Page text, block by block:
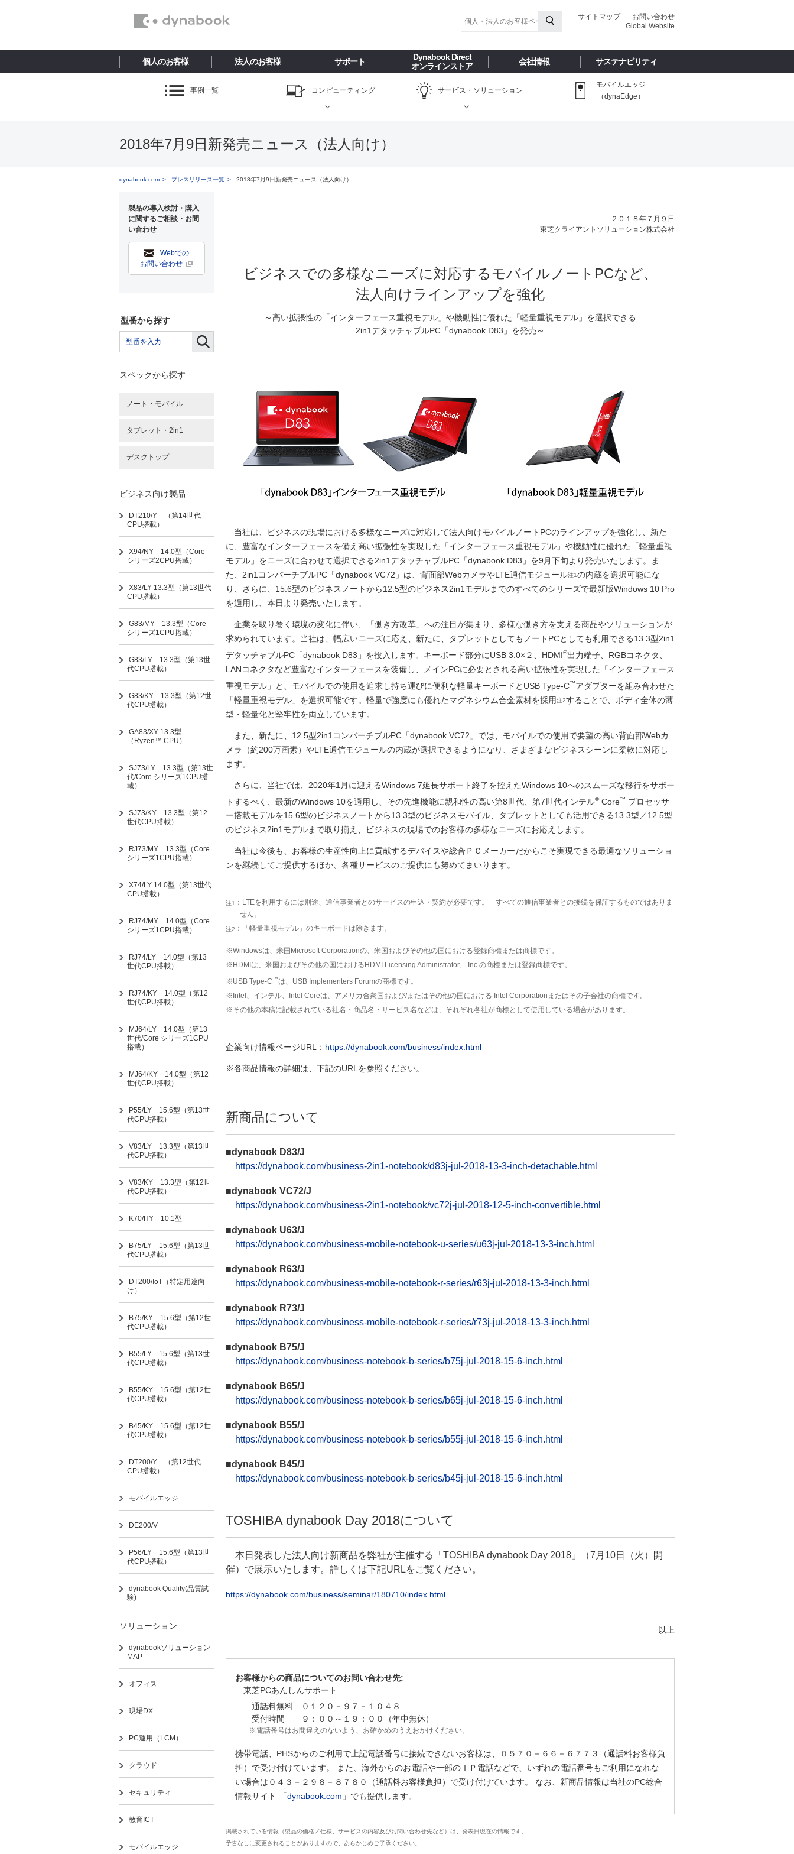
お問い合わせ
サイトマップ
Global Website
個人のお客様 法人のお客様 サポート
Dynabook Direct
オンラインストア
会社情報 サステナビリティ
事例一覧 コンピューティング サービス・ ソリューション
モバイルエッジ
（dynaEdge）
2018年7月9日新発売ニュース（法人向け）
dynabook.com プレスリリース一覧 2018年7月9日新発売ニュース（法人向け）
製品の導入検討・購入
に関するご相談・お問
い合わせ
Webでの
お問い合わせ
型番から探す
スペックから探す
ノート・モバイル
タブレット・2in1
デスクトップ
ビジネス向け製品
DT210/Y （第14世代
CPU搭載）
X94/NY 14.0型（Core
シリーズ2CPU搭載）
X83/LY 13.3型（第13世代
CPU搭載）
G83/MY 13.3型（Core
シリーズ1CPU搭載）
G83/LY 13.3型（第13世
代CPU搭載）
G83/KY 13.3型（第12世
代CPU搭載）
GA83/XY 13.3型
（Ryzen™ CPU）
SJ73/LY 13.3型（第13世
代/Core シリーズ1CPU搭
載）
SJ73/KY 13.3型（第12
世代CPU搭載）
RJ73/MY 13.3型（Core
シリーズ1CPU搭載）
X74/LY 14.0型（第13世代
CPU搭載）
RJ74/MY 14.0型（Core
シリーズ1CPU搭載）
RJ74/LY 14.0型（第13
世代CPU搭載）
RJ74/KY 14.0型（第12
世代CPU搭載）
MJ64/LY 14.0型（第13
世代/Core シリーズ1CPU
搭載）
MJ64/KY 14.0型（第12
世代CPU搭載）
P55/LY 15.6型（第13世
代CPU搭載）
V83/LY 13.3型（第13世
代CPU搭載）
V83/KY 13.3型（第12世
代CPU搭載）
K70/HY 10.1型
B75/LY 15.6型（第13世
代CPU搭載）
DT200/IoT（特定用途向
け）
B75/KY 15.6型（第12世
代CPU搭載）
B55/LY 15.6型（第13世
代CPU搭載）
B55/KY 15.6型（第12世
代CPU搭載）
B45/KY 15.6型（第12世
代CPU搭載）
DT200/Y （第12世代
CPU搭載）
モバイルエッジ
DE200/V
P56/LY 15.6型（第13世
代CPU搭載）
dynabook Quality(品質試
験)
ソリューション
dynabookソリューション
MAP
オフィス
現場DX
PC運用（LCM）
クラウド
セキュリティ
教育ICT
モバイルエッジ
２０１８年７月９日
東芝クライアントソリューション株式会社
ビジネスでの多様なニーズに対応するモバイルノートPCなど、
法人向けラインアップを強化
～高い拡張性の「インターフェース重視モデル」や機動性に優れた「軽量重視モデル」を選択できる
2in1デタッチャブルPC「dynabook D83」を発売～
当社は、ビジネスの現場における多様なニーズに対応して法人向けモバイルノートPCのラインアップを強化し、新た
に、豊富なインターフェースを備え高い拡張性を実現した「インターフェース重視モデル」や機動性に優れた「軽量重視
モデル」をニーズに合わせて選択できる2in1デタッチャブルPC「dynabook D83」を9月下旬より発売いたします。ま
た、2in1コンバーチブルPC「dynabook VC72」は、背面部WebカメラやLTE通信モジュール注1の内蔵を選択可能にな
り、さらに、15.6型のビジネスノートから12.5型のビジネス2in1モデルまでのすべてのシリーズで最新版Windows 10 Pro
を適用し、本日より発売いたします。
企業を取り巻く環境の変化に伴い、「働き方改革」への注目が集まり、多様な働き方を支える商品やソリューションが
求められています。当社は、幅広いニーズに応え、新たに、タブレットとしてもノートPCとしても利用できる13.3型2in1
デタッチャブルPC「dynabook D83」を投入します。キーボード部分にUSB 3.0×２、HDMI®出力端子、RGBコネクタ、
LANコネクタなど豊富なインターフェースを装備し、メインPCに必要とされる高い拡張性を実現した「インターフェース
重視モデル」と、モバイルでの使用を追求し持ち運びに便利な軽量キーボードとUSB Type-C™アダプターを組み合わせた
「軽量重視モデル」を選択可能です。軽量で強度にも優れたマグネシウム合金素材を採用注2することで、ボディ全体の薄
型・軽量化と堅牢性を両立しています。
また、新たに、12.5型2in1コンバーチブルPC「dynabook VC72」では、モバイルでの使用で要望の高い背面部Webカ
メラ（約200万画素）やLTE通信モジュールの内蔵が選択できるようになり、さまざまなビジネスシーンに柔軟に対応し
ます。
さらに、当社では、2020年1月に迎えるWindows 7延長サポート終了を控えたWindows 10へのスムーズな移行をサポー
トするべく、最新のWindows 10を適用し、その先進機能に親和性の高い第8世代、第7世代インテル®Core™ プロセッサ
ー搭載モデルを15.6型のビジネスノートから13.3型のビジネスモバイル、タブレットとしても活用できる13.3型／12.5型
のビジネス2in1モデルまで取り揃え、ビジネスの現場でのお客様の多様なニーズにお応えします。
当社は今後も、お客様の生産性向上に貢献するデバイスや総合ＰＣメーカーだからこそ実現できる最適なソリューショ
ンを継続してご提供するほか、各種サービスのご提供にも努めてまいります。
注1 ：LTEを利用するには別途、通信事業者とのサービスの申込・契約が必要です。 すべての通信事業者との接続を保証するものではありま
せん。
注2 ：「軽量重視モデル」のキーボードは除きます。
※Windowsは、米国Microsoft Corporationの、米国およびその他の国における登録商標または商標です。
※HDMIは、米国およびその他の国におけるHDMI Licensing Administrator, Inc.の商標または登録商標です。
※USB Type-C™は、USB Implementers Forumの商標です。
※Intel、インテル、Intel Coreは、アメリカ合衆国および/またはその他の国における Intel Corporationまたはその子会社の商標です。
※その他の本稿に記載されている社名・商品名・サービス名などは、それぞれ各社が商標として使用している場合があります。
企業向け情報ページURL： https://dynabook.com/business/index.html
※各商品情報の詳細は、下記のURLを参照ください。
新商品について
■dynabook D83/J
https://dynabook.com/business-2in1-notebook/d83j-jul-2018-13-3-inch-detachable.html
■dynabook VC72/J
https://dynabook.com/business-2in1-notebook/vc72j-jul-2018-12-5-inch-convertible.html
■dynabook U63/J
https://dynabook.com/business-mobile-notebook-u-series/u63j-jul-2018-13-3-inch.html
■dynabook R63/J
https://dynabook.com/business-mobile-notebook-r-series/r63j-jul-2018-13-3-inch.html
■dynabook R73/J
https://dynabook.com/business-mobile-notebook-r-series/r73j-jul-2018-13-3-inch.html
■dynabook B75/J
https://dynabook.com/business-notebook-b-series/b75j-jul-2018-15-6-inch.html
■dynabook B65/J
https://dynabook.com/business-notebook-b-series/b65j-jul-2018-15-6-inch.html
■dynabook B55/J
https://dynabook.com/business-notebook-b-series/b55j-jul-2018-15-6-inch.html
■dynabook B45/J
https://dynabook.com/business-notebook-b-series/b45j-jul-2018-15-6-inch.html
TOSHIBA dynabook Day 2018について
本日発表した法人向け新商品を弊社が主催する「TOSHIBA dynabook Day 2018」（7月10日（火）開
催）で展示いたします。詳しくは下記URLをご覧ください。
https://dynabook.com/business/seminar/180710/index.html
以上
お客様からの商品についてのお問い合わせ先:
東芝PCあんしんサポート
通話料無料 ０１２０－９７－１０４８
受付時間 ９：００～１９：００（年中無休）
※電話番号はお間違えのないよう、お確かめのうえおかけください。
携帯電話、PHSからのご利用で上記電話番号に接続できないお客様は、０５７０－６６－６７７３（通話料お客様負
担）で受け付けています。 また、海外からのお電話や一部のＩＰ電話などで、いずれの電話番号もご利用になれな
い場合は０４３－２９８－８７８０（通話料お客様負担）で受け付けています。 なお、新商品情報は当社のPC総合
情報サイト 「dynabook.com 」でも提供します。
掲載されている情報（製品の価格／仕様、サービスの内容及びお問い合わせ先など）は、発表日現在の情報です。
予告なしに変更されることがありますので、あらかじめご了承ください。